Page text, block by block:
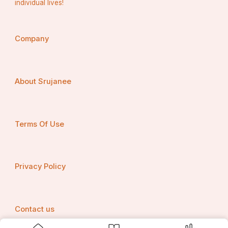
आज की स्थिति और महिलाओं की सुरक्षा पर
individual lives!
Company
About Srujanee
Terms Of Use
Privacy Policy
Contact us